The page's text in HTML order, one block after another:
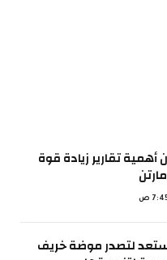
تقارير زيادة قوة
لتصدر موضة خريف